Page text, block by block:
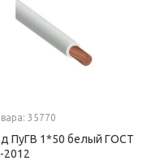
35770
ПуГВ 1*50 белый ГОСТ
2012